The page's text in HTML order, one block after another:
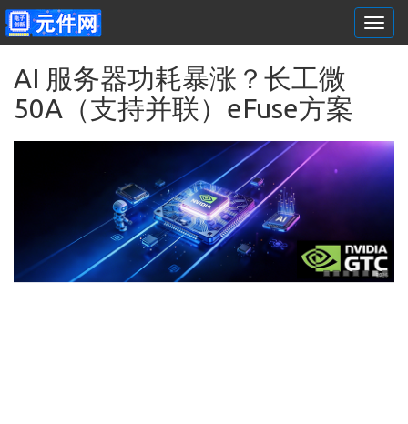
AI 服务器功耗暴涨？长工微
50A（支持并联）eFuse方案